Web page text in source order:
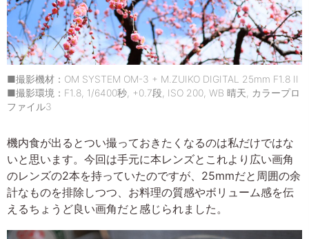
■撮影機材：OM SYSTEM OM-3 + M.ZUIKO DIGITAL 25mm F1.8 II
■撮影環境：F1.8, 1/6400秒, +0.7段, ISO 200, WB 晴天, カラープロ
ファイル3
機内食が出るとつい撮っておきたくなるのは私だけではな
いと思います。今回は手元に本レンズとこれより広い画角
のレンズの2本を持っていたのですが、25mmだと周囲の余
計なものを排除しつつ、お料理の質感やボリューム感を伝
えるちょうど良い画角だと感じられました。